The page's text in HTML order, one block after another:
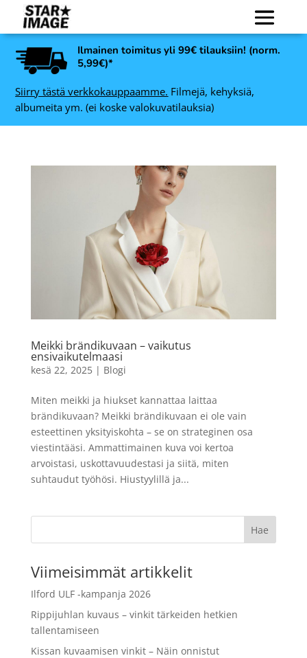
Ilmainen toimitus yli 99€ tilauksiin! (norm.
5,99€)*
Siirry tästä verkkokauppaamme. Filmejä, kehyksiä,
albumeita ym. (ei koske valokuvatilauksia)
Meikki brändikuvaan – vaikutus
ensivaikutelmaasi
kesä 22, 2025| Blogi
Miten meikki ja hiukset kannattaa laittaa
brändikuvaan? Meikki brändikuvaan ei ole vain
esteettinen yksityiskohta – se on strateginen osa
viestintääsi. Ammattimainen kuva voi kertoa
arvoistasi, uskottavuudestasi ja siitä, miten
suhtaudut työhösi. Hiustyylillä ja...
Viimeisimmät artikkelit
Ilford ULF -kampanja 2026
Rippijuhlan kuvaus – vinkit tärkeiden hetkien
tallentamiseen
Kissan kuvaamisen vinkit – Näin onnistut
Lexar SDXC Professional
1800x UHS-II muistikortti
64 GB
118,90€